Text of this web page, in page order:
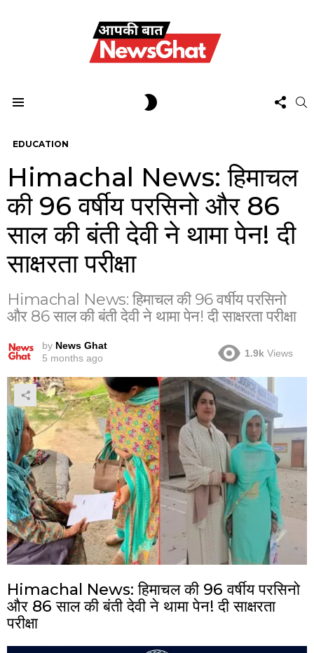
US
EDUCATION
Himachal News: हिमाचल
की 96 वर्षीय परसिनो और 86
साल की बंती देवी ने थामा पेन! दी
साक्षरता परीक्षा
Himachal News: हिमाचल की 96 वर्षीय परसिनो
और 86 साल की बंती देवी ने थामा पेन! दी साक्षरता परीक्षा
by News Ghat
5 months ago
1.9k Views
Himachal News: हिमाचल की 96 वर्षीय परसिनो
और 86 साल की बंती देवी ने थामा पेन! दी साक्षरता
परीक्षा